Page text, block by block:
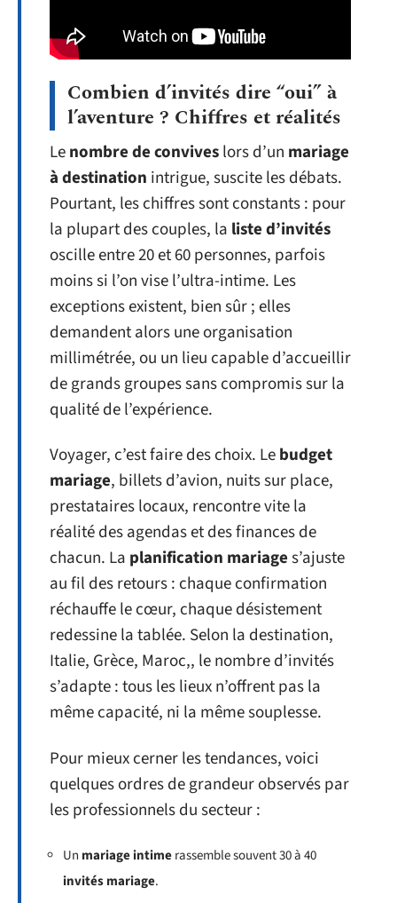
Combien d’invités dire “oui” à
l’aventure ? Chiffres et réalités
Lenombre de conviveslors d’un mariage
à destination intrigue, suscite les débats.
Pourtant, les chiffres sont constants : pour
la plupart des couples, la liste d’invités
oscille entre 20 et 60 personnes, parfois
moins si l’on vise l’ultra-intime. Les
exceptions existent, bien sûr ; elles
demandent alors une organisation
millimétrée, ou un lieu capable d’accueillir
de grands groupes sans compromis sur la
qualité de l’expérience.
Voyager, c’est faire des choix. Lebudget
mariage, billets d’avion, nuits sur place,
prestataires locaux, rencontre vite la
réalité des agendas et des finances de
chacun. La planification mariages’ajuste
au fil des retours : chaque confirmation
réchauffe le cœur, chaque désistement
redessine la tablée. Selon la destination,
Italie, Grèce, Maroc,, le nombre d’invités
s’adapte : tous les lieux n’offrent pas la
même capacité, ni la même souplesse.
Pour mieux cerner les tendances, voici
quelques ordres de grandeur observés par
les professionnels du secteur :
Un mariage intimerassemble souvent 30 à 40
invités mariage.